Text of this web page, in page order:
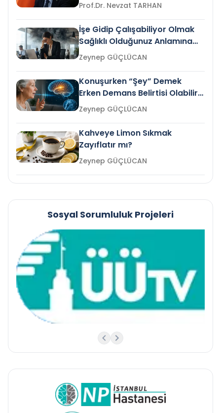
Prof.Dr. Nevzat TARHAN
İşe Gidip Çalışabiliyor Olmak
Sağlıklı Olduğunuz Anlamına
Gelir mi?Zeynep GÜÇLÜCAN
Konuşurken “Şey” Demek
Erken Demans Belirtisi Olabilir
mi?
Zeynep GÜÇLÜCAN
Kahveye Limon Sıkmak
Zayıflatır mı?
Zeynep GÜÇLÜCAN
Sosyal Sorumluluk Projeleri